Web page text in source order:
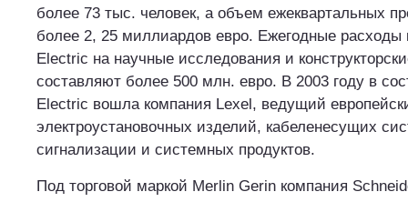
более 73 тыс. человек, а объем ежеквартальных
более 2, 25 миллиардов евро. Ежегодные расходы
Electric на научные исследования и
составляют более 500 млн. евро. В 2003 году в
Electric вошла компания Lexel, ведущий
электроустановочных изделий, кабеленесущих
сигнализации и системных продуктов.
Под торговой маркой Merlin Gerin компания